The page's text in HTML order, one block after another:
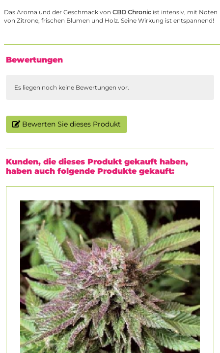
Das Aroma und der Geschmack von CBD Chronic ist intensiv, mit Noten
von Zitrone, frischen Blumen und Holz. Seine Wirkung ist entspannend!
Bewertungen
Es liegen noch keine Bewertungen vor.
Bewerten Sie dieses Produkt
Kunden, die dieses Produkt gekauft haben,
haben auch folgende Produkte gekauft: